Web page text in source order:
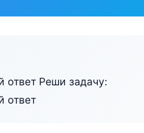
ответ Реши задачу:
ответ